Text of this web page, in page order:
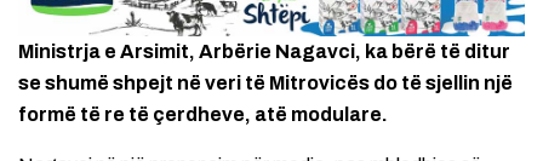
Ministrja e Arsimit, Arbërie Nagavci, ka bërë të ditur
se shumë shpejt në veri të Mitrovicës do të sjellin një
formë të re të çerdheve, atë modulare.